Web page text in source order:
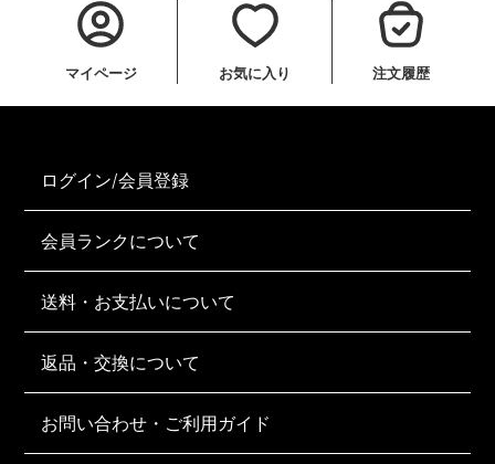
マイページ お気に入り 注文履歴
ログイン/会員登録
会員ランクについて
送料・お支払いについて
返品・交換について
お問い合わせ・ご利用ガイド